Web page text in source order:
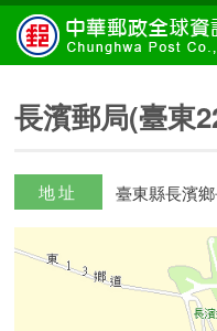
長濱郵局(臺東
地址 臺東縣長濱